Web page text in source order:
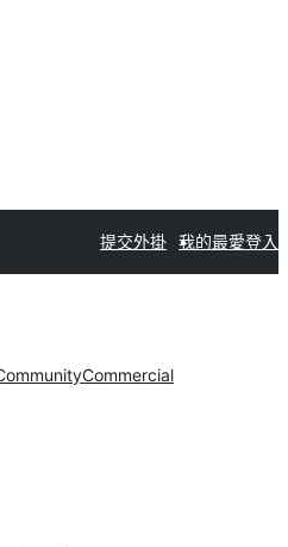
提交外掛 我的最愛登入
Commercial